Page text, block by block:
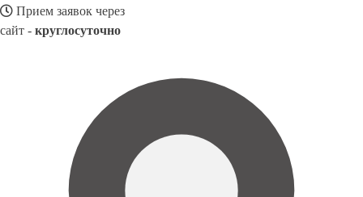
Прием заявок через
сайт - круглосуточно